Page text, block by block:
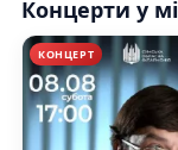
Концерти у
КОНЦЕРТ